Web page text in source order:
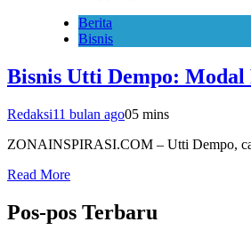
Berita
Bisnis
Bisnis Utti Dempo:
Redaksi11 bulan ago05 mins
ZONAINSPIRASI.COM – Utti Dempo,
Read More
Pos-pos Terbaru